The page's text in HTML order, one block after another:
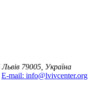
Львів 79005, Україна
E-mail: info@lvivcenter.org